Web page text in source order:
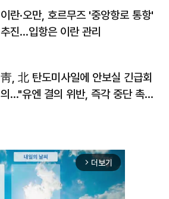
이란·오만, 호르무즈 '중앙항로 통항'
추진…입항은 이란 관리
靑, 北 탄도미사일에 안보실 긴급회
의…"유엔 결의 위반, 즉각 중단 촉
arrow_forward_ios 더보기